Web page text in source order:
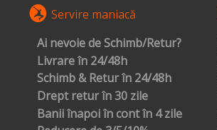
Servire maniacă
Ai nevoie de Schimb/Retur?
Livrare în 24/48h
Schimb & Retur în 24/48h
Drept retur în 30 zile
Banii înapoi în cont în 4 zile